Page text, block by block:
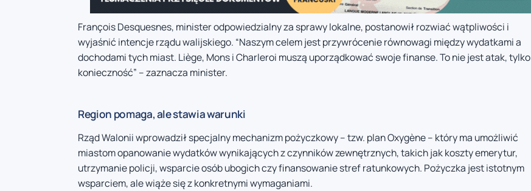
François Desquesnes, minister odpowiedzialny za sprawy lokalne, postanowił rozwiać wątpliwości i
wyjaśnić intencje rządu walijskiego. “Naszym celem jest przywrócenie równowagi między wydatkami a
dochodami tych miast. Liège, Mons i Charleroi muszą uporządkować swoje finanse. To nie jest atak, tylko
konieczność” – zaznacza minister.
Region pomaga, ale stawia warunki
Rząd Walonii wprowadził specjalny mechanizm pożyczkowy – tzw. plan Oxygène – który ma umożliwić
miastom opanowanie wydatków wynikających z czynników zewnętrznych, takich jak koszty emerytur,
utrzymanie policji, wsparcie osób ubogich czy finansowanie stref ratunkowych. Pożyczka jest istotnym
wsparciem, ale wiąże się z konkretnymi wymaganiami.